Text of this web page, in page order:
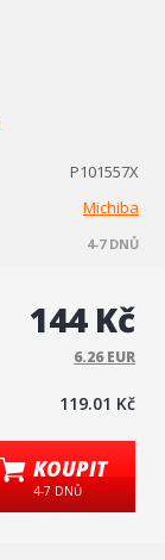
P101557X
Michiba
4-7 DNŮ
144 Kč
6.26 EUR
119.01 Kč
KOUPIT
4-7 DNŮ